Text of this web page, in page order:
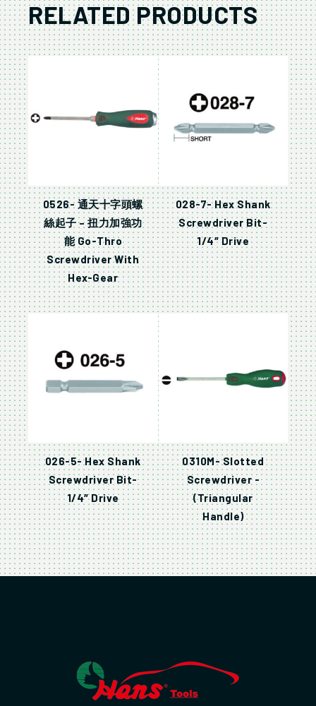
RELATED PRODUCTS
0526- 通天十字頭螺
絲起子 – 扭力加強功
能 Go-Thro
Screwdriver With
Hex-Gear
028-7- Hex Shank
Screwdriver Bit-
1/4″ Drive
026-5- Hex Shank
Screwdriver Bit-
1/4″ Drive
0310M- Slotted
Screwdriver -
(Triangular
Handle)